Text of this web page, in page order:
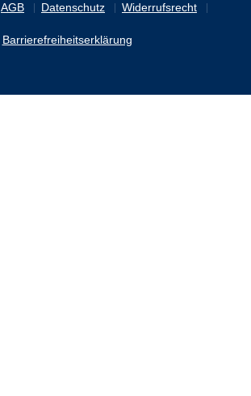
AGB Datenschutz Widerrufsrecht
Barrierefreiheitserklärung